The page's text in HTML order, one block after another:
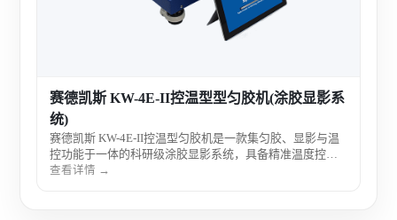
赛德凯斯 KW-4E-II控温型型匀胶机(涂胶显影系
统)
赛德凯斯 KW-4E-II控温型匀胶机是一款集匀胶、显影与温
控功能于一体的科研级涂胶显影系统，具备精准温度控制
与稳定旋涂性能，适用于光刻工艺中对成膜一致性和工艺
查看详情 →